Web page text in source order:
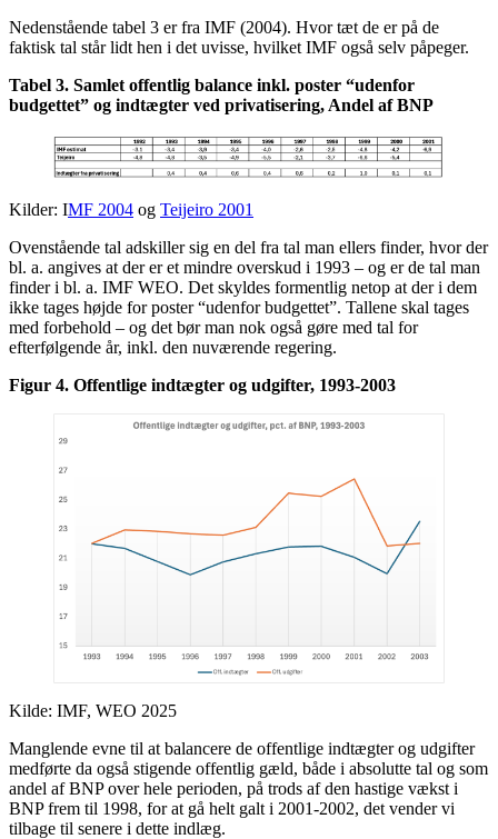
Nedenstående tabel 3 er fra IMF (2004). Hvor tæt de er på de
faktisk tal står lidt hen i det uvisse, hvilket IMF også selv påpeger.
Tabel 3. Samlet offentlig balance inkl. poster “udenfor
budgettet” og indtægter ved privatisering, Andel af BNP
Kilder: IMF 2004 og Teijeiro 2001
Ovenstående tal adskiller sig en del fra tal man ellers finder, hvor der
bl. a. angives at der er et mindre overskud i 1993 – og er de tal man
finder i bl. a. IMF WEO. Det skyldes formentlig netop at der i dem
ikke tages højde for poster “udenfor budgettet”. Tallene skal tages
med forbehold – og det bør man nok også gøre med tal for
efterfølgende år, inkl. den nuværende regering.
Figur 4. Offentlige indtægter og udgifter, 1993-2003
Kilde: IMF, WEO 2025
Manglende evne til at balancere de offentlige indtægter og udgifter
medførte da også stigende offentlig gæld, både i absolutte tal og som
andel af BNP over hele perioden, på trods af den hastige vækst i
BNP frem til 1998, for at gå helt galt i 2001-2002, det vender vi
tilbage til senere i dette indlæg.